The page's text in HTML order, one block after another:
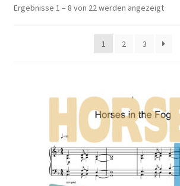
Ergebnisse 1 – 8 von 22 werden angezeigt
1 2 3